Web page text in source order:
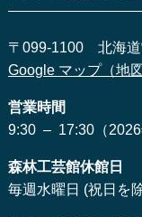
〒099-1100 北海道
Google マップ（地
営業時間
9:30 – 17:30（2026
森林工芸館休館日
毎週水曜日 (祝日を